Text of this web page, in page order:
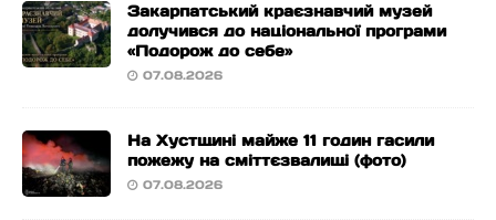
Закарпатський краєзнавчий музей
долучився до національної програми
«Подорож до себе»
07.08.2026
На Хустщині майже 11 годин гасили
пожежу на сміттєзвалищі (фото)
07.08.2026